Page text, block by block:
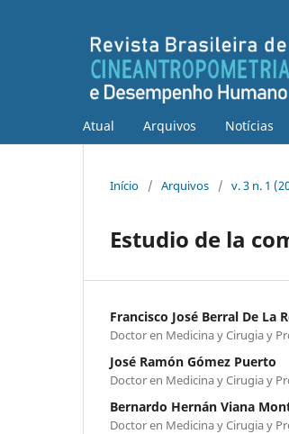
Atual Arquivos Notícias
Início / Arquivos / v. 3 n. 1
Estudio de la
Francisco José Berral De La
Doctor en Medicina y Cirugia y
José Ramón Gómez Puerto
Doctor en Medicina y Cirugia y
Bernardo Hernán Viana
Doctor en Medicina y Cirugia y